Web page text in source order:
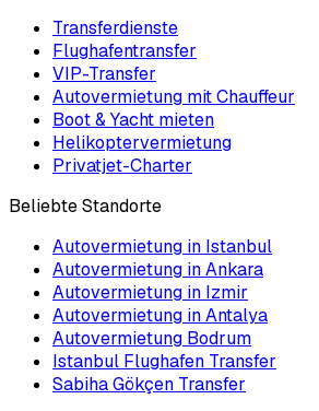
Transferdienste
Flughafentransfer
VIP-Transfer
Autovermietung mit Chauffeur
Boot & Yacht mieten
Helikoptervermietung
Privatjet-Charter
Beliebte Standorte
Autovermietung in Istanbul
Autovermietung in Ankara
Autovermietung in Izmir
Autovermietung in Antalya
Autovermietung Bodrum
Istanbul Flughafen Transfer
Sabiha Gökçen Transfer